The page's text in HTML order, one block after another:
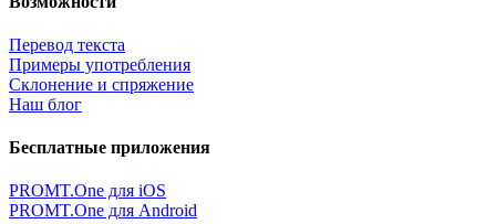
Перевод текста
Примеры употребления
Склонение и спряжение
Наш блог
Бесплатные приложения
PROMT.One для iOS
PROMT.One для Android